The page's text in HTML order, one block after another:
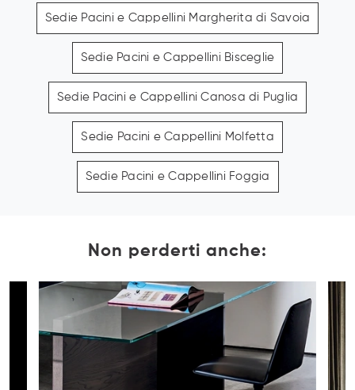
Sedie Pacini e Cappellini Margherita di Savoia
Sedie Pacini e Cappellini Bisceglie
Sedie Pacini e Cappellini Canosa di Puglia
Sedie Pacini e Cappellini Molfetta
Sedie Pacini e Cappellini Foggia
Non perderti anche: